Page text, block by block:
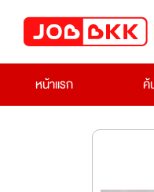
หน้าแรก
ค้